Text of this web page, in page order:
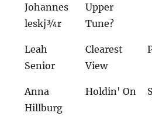
Johannes
leskj¾r
Upper
Tune?
Leah
Senior
Clearest
View
Anna
Hillburg
Holdin' On